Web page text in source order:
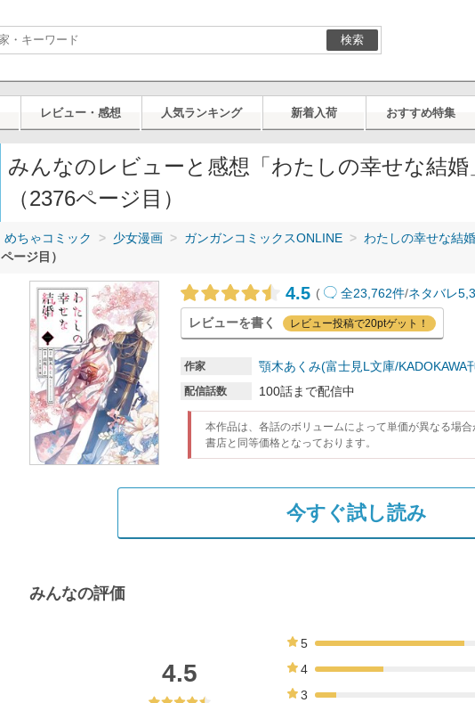
検索
レビュー・感想 人気ランキング 新着入荷 おすすめ特集
みんなのレビューと感想「わたしの幸せな結婚
（2376ページ目）
めちゃコミック 少女漫画 ガンガンコミックスONLINE わたしの幸せな結婚
ページ目）
4.5 ( 全23,762件/ネタバレ
レビューを書く レビュー投稿で20ptゲット！
作家 顎木あくみ(富士見L文庫/KADOKAWA
配信話数 100話まで配信中
本作品は、各話のボリュームによって単価が異なる場
書店と同等価格となっております。
今すぐ試し読み
みんなの評価
4.5
5
4
3